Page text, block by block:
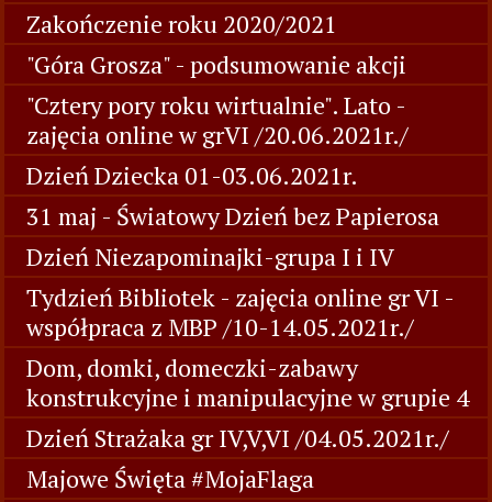
Zakończenie roku 2020/2021
"Góra Grosza" - podsumowanie akcji
"Cztery pory roku wirtualnie". Lato -
zajęcia online w grVI /20.06.2021r./
Dzień Dziecka 01-03.06.2021r.
31 maj - Światowy Dzień bez Papierosa
Dzień Niezapominajki-grupa I i IV
Tydzień Bibliotek - zajęcia online gr VI -
współpraca z MBP /10-14.05.2021r./
Dom, domki, domeczki-zabawy
konstrukcyjne i manipulacyjne w grupie 4
Dzień Strażaka gr IV,V,VI /04.05.2021r./
Majowe Święta #MojaFlaga